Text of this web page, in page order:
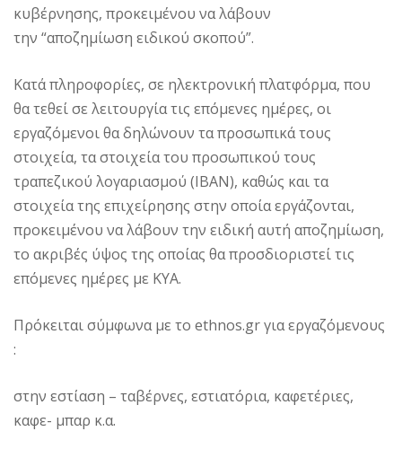
κυβέρνησης, προκειμένου να λάβουν
την “αποζημίωση ειδικού σκοπού”.
Κατά πληροφορίες, σε ηλεκτρονική πλατφόρμα, που
θα τεθεί σε λειτουργία τις επόμενες ημέρες, οι
εργαζόμενοι θα δηλώνουν τα προσωπικά τους
στοιχεία, τα στοιχεία του προσωπικού τους
τραπεζικού λογαριασμού (ΙΒΑΝ), καθώς και τα
στοιχεία της επιχείρησης στην οποία εργάζονται,
προκειμένου να λάβουν την ειδική αυτή αποζημίωση,
το ακριβές ύψος της οποίας θα προσδιοριστεί τις
επόμενες ημέρες με ΚΥΑ.
Πρόκειται σύμφωνα με το ethnos.gr για εργαζόμενους
:
στην εστίαση – ταβέρνες, εστιατόρια, καφετέριες,
καφε- μπαρ κ.α.